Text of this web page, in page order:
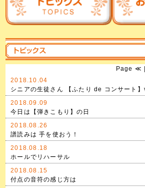
Page ≪
2018.10.04
シニアの生徒さん 【ふたり de コンサート
2018.09.09
今日は【弾きこもり】の日
2018.08.26
譜読みは 手を使おう！
2018.08.18
ホールでリハーサル
2018.08.15
付点の音符の感じ方は